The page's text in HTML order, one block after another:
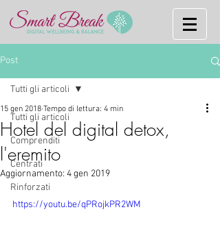
Post
Tutti gli articoli
Comprenditi
Centrati
Rinforzati
Tutti gli articoli
Hotel del digital detox,
l'eremito
15 gen 2018 Tempo di lettura: 4 min
Aggiornamento: 4 gen 2019
https://youtu.be/qPRojkPR2WM